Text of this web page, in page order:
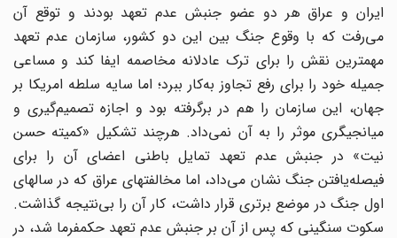
ایران و عراق هر دو عضو جنبش عدم تعهد بودند و توقع آن
می‌رفت که با وقوع جنگ بین این دو کشور، سازمان عدم تعهد
مهمترین نقش را برای ترک عادلانه مخاصمه ایفا کند و مساعی
جمیله خود را برای رفع تجاوز به‌کار ببرد؛ اما سایه سلطه امریکا بر
جهان، این سازمان را هم در برگرفته بود و اجازه تصمیم‌گیری و
میانجیگری موثر را به آن نمی‌داد. هرچند تشکیل «کمیته حسن
نیت» در جنبش عدم تعهد تمایل باطنی اعضای آن را برای
فیصله‌یافتن جنگ نشان می‌داد، اما مخالفتهای عراق که در سالهای
اول جنگ در موضع برتری قرار داشت، کار آن را بی‌نتیجه گذاشت.
سکوت سنگینی که پس از آن بر جنبش عدم تعهد حکمفرما شد، در